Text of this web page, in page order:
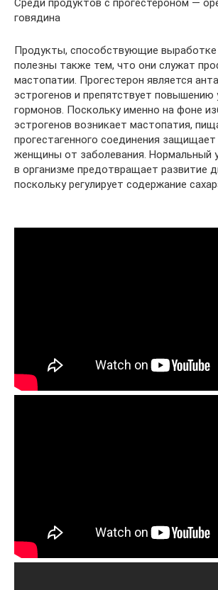
Среди продуктов с прогестероном —
говядина
Продукты, способствующие выработке
полезны также тем, что они служат
мастопатии. Прогестерон является
эстрогенов и препятствует повышению
гормонов. Поскольку именно на фоне
эстрогенов возникает мастопатия,
прогестагенного соединения защищает
женщины от заболевания. Нормальный
в организме предотвращает развитие
поскольку регулирует содержание